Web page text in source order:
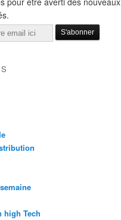
high Tech